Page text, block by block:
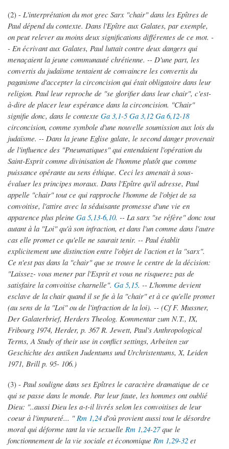
(2) - L'interprétation du mot grec Sarx "chair" dans les Epîtres de
Paul dépend du contexte. Dans l'Epître aux Galates, par exemple,
on peut relever au moins deux significations différentes de ce mot. -
- En écrivant aux Galates, Paul luttait contre deux dangers qui
menaçaient la jeune communauté chrétienne. -- D'une part, les
convertis du judaïsme tentaient de convaincre les convertis du
paganisme d'accepter la circoncision qui était obligatoire dans leur
religion. Paul leur reproche de "se glorifier dans leur chair", c'est-
à-dire de placer leur espérance dans la circoncision. "Chair"
signifie donc, dans le contexte Ga 3,1-5 Ga 3,12 Ga 6,12-18
circoncision, comme symbole d'une nouvelle soumission aux lois du
judaïsme. -- Dans la jeune Eglise galate, le second danger provenait
de l'influence des "Pneumatiques" qui entendaient l'opération du
Saint-Esprit comme divinisation de l'homme plutôt que comme
puissance opérante au sens éthique. Ceci les amenait à sous-
évaluer les principes moraux. Dans l'Epître qu'il adresse, Paul
appelle "chair" tout ce qui rapproche l'homme de l'objet de sa
convoitise, l'attire avec la séduisante promesse d'une vie en
apparence plus pleine Ga 5,13-6,10. -- La sarx "se réfère" donc tout
autant à la "Loi" qu'à son infraction, et dans l'un comme dans l'autre
cas elle promet ce qu'elle ne saurait tenir. -- Paul établit
explicitement une distinction entre l'objet de l'action et la "sarx".
Ce n'est pas dans la "chair" que se trouve le centre de la décision:
"Laissez- vous mener par l'Esprit et vous ne risquerez pas de
satisfaire la convoitise charnelle". Ga 5,15. -- L'homme devient
esclave de la chair quand il se fie à la "chair" et à ce qu'elle promet
(au sens de la "Loi" ou de l'infraction de la loi). -- (Cf F. Mussner,
Der Galaterbrief, Herders Theolog. Kommentar zum N.T., IX,
Fribourg 1974, Herder, p. 367 R. Jewett, Paul's Anthropological
Terms, A Study of their use in conflict settings, Arbeiten zur
Geschichte des antiken Judentums und Urchristentums, X, Leiden
1971, Brill p. 95- 106.)
(3) - Paul souligne dans ses Epîtres le caractère dramatique de ce
qui se passe dans le monde. Par leur faute, les hommes ont oublié
Dieu: "..aussi Dieu les a-t-il livrés selon les convoitises de leur
coeur à l'impureté... "Rm 1,24 d'où provient aussi tout le désordre
moral qui déforme tant la vie sexuelle Rm 1,24-27que le
fonctionnement de la vie sociale et économique Rm 1,29-32 et